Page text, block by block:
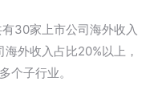
30家上市公司海外收入
外收入占比20%以上，
个子行业。